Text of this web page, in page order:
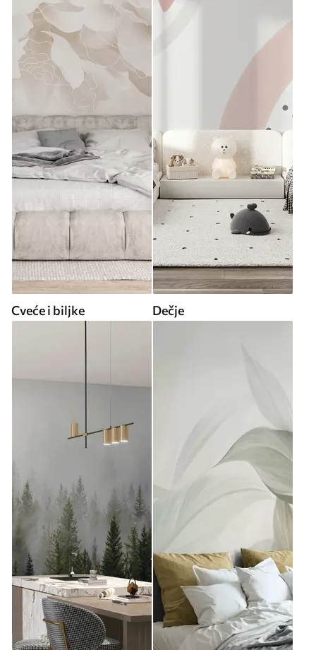
Cveće i biljke Dečje